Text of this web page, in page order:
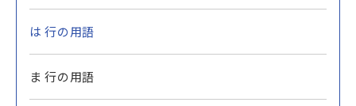
は 行の用語
ま 行の用語